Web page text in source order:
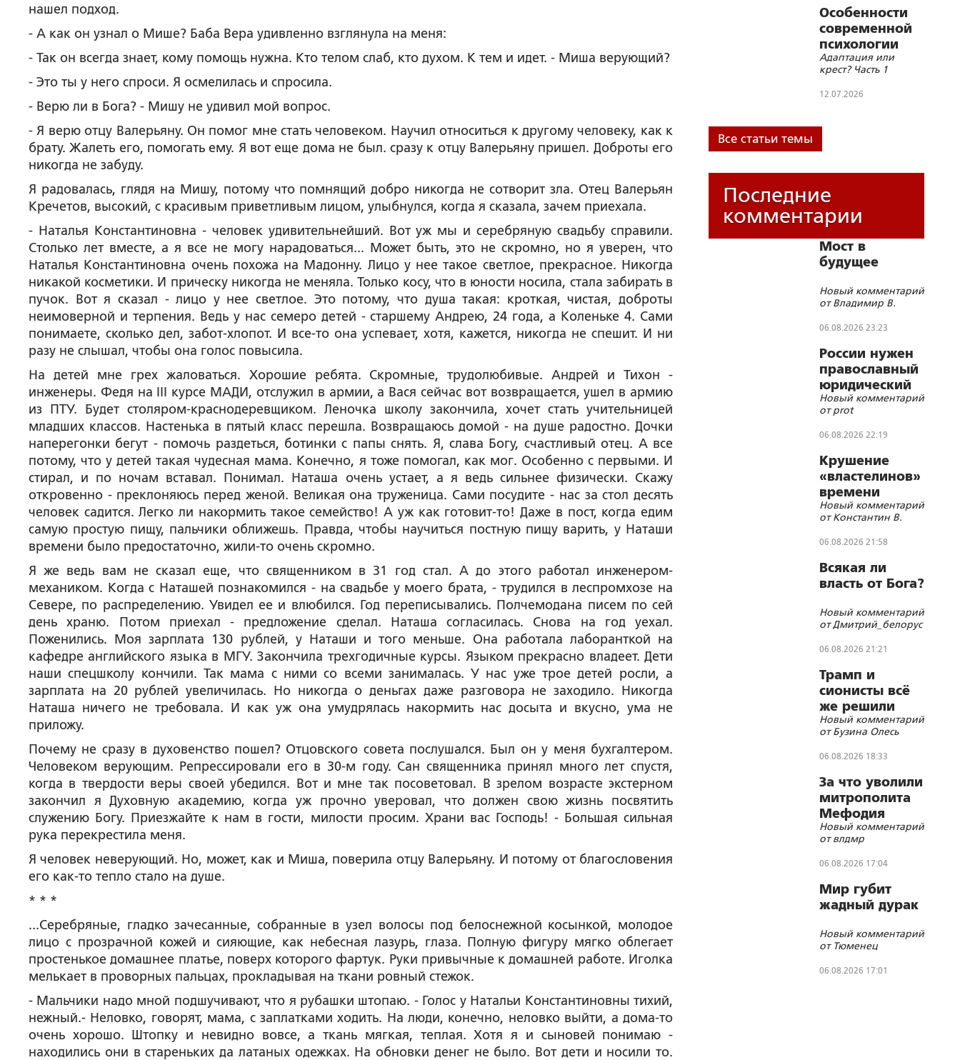
нашел подход.
- А как он узнал о Мише? Баба Вера удивленно взглянула на меня:
- Так он всегда знает, кому помощь нужна. Кто телом слаб, кто духом. К тем и идет. - Миша верующий?
- Это ты у него спроси. Я осмелилась и спросила.
- Верю ли в Бога? - Мишу не удивил мой вопрос.
- Я верю отцу Валерьяну. Он помог мне стать человеком. Научил относиться к другому человеку, как к
брату. Жалеть его, помогать ему. Я вот еще дома не был. сразу к отцу Валерьяну пришел. Доброты его
никогда не забуду.
Я радовалась, глядя на Мишу, потому что помнящий добро никогда не сотворит зла. Отец Валерьян
Кречетов, высокий, с красивым приветливым лицом, улыбнулся, когда я сказала, зачем приехала.
- Наталья Константиновна - человек удивительнейший. Вот уж мы и серебряную свадьбу справили.
Столько лет вместе, а я все не могу нарадоваться... Может быть, это не скромно, но я уверен, что
Наталья Константиновна очень похожа на Мадонну. Лицо у нее такое светлое, прекрасное. Никогда
никакой косметики. И прическу никогда не меняла. Только косу, что в юности носила, стала забирать в
пучок. Вот я сказал - лицо у нее светлое. Это потому, что душа такая: кроткая, чистая, доброты
неимоверной и терпения. Ведь у нас семеро детей - старшему Андрею, 24 года, а Коленьке 4. Сами
понимаете, сколько дел, забот-хлопот. И все-то она успевает, хотя, кажется, никогда не спешит. И ни
разу не слышал, чтобы она голос повысила.
На детей мне грех жаловаться. Хорошие ребята. Скромные, трудолюбивые. Андрей и Тихон -
инженеры. Федя на III курсе МАДИ, отслужил в армии, а Вася сейчас вот возвращается, ушел в армию
из ПТУ. Будет столяром-краснодеревщиком. Леночка школу закончила, хочет стать учительницей
младших классов. Настенька в пятый класс перешла. Возвращаюсь домой - на душе радостно. Дочки
наперегонки бегут - помочь раздеться, ботинки с папы снять. Я, слава Богу, счастливый отец. А все
потому, что у детей такая чудесная мама. Конечно, я тоже помогал, как мог. Особенно с первыми. И
стирал, и по ночам вставал. Понимал. Наташа очень устает, а я ведь сильнее физически. Скажу
откровенно - преклоняюсь перед женой. Великая она труженица. Сами посудите - нас за стол десять
человек садится. Легко ли накормить такое семейство! А уж как готовит-то! Даже в пост, когда едим
самую простую пищу, пальчики оближешь. Правда, чтобы научиться постную пищу варить, у Наташи
времени было предостаточно, жили-то очень скромно.
Я же ведь вам не сказал еще, что священником в 31 год стал. А до этого работал инженером-
механиком. Когда с Наташей познакомился - на свадьбе у моего брата, - трудился в леспромхозе на
Севере, по распределению. Увидел ее и влюбился. Год переписывались. Полчемодана писем по сей
день храню. Потом приехал - предложение сделал. Наташа согласилась. Снова на год уехал.
Поженились. Моя зарплата 130 рублей, у Наташи и того меньше. Она работала лаборанткой на
кафедре английского языка в МГУ. Закончила трехгодичные курсы. Языком прекрасно владеет. Дети
наши спецшколу кончили. Так мама с ними со всеми занималась. У нас уже трое детей росли, а
зарплата на 20 рублей увеличилась. Но никогда о деньгах даже разговора не заходило. Никогда
Наташа ничего не требовала. И как уж она умудрялась накормить нас досыта и вкусно, ума не
приложу.
Почему не сразу в духовенство пошел? Отцовского совета послушался. Был он у меня бухгалтером.
Человеком верующим. Репрессировали его в 30-м году. Сан священника принял много лет спустя,
когда в твердости веры своей убедился. Вот и мне так посоветовал. В зрелом возрасте экстерном
закончил я Духовную академию, когда уж прочно уверовал, что должен свою жизнь посвятить
служению Богу. Приезжайте к нам в гости, милости просим. Храни вас Господь! - Большая сильная
рука перекрестила меня.
Я человек неверующий. Но, может, как и Миша, поверила отцу Валерьяну. И потому от благословения
его как-то тепло стало на душе.
* * *
...Серебряные, гладко зачесанные, собранные в узел волосы под белоснежной косынкой, молодое
лицо с прозрачной кожей и сияющие, как небесная лазурь, глаза. Полную фигуру мягко облегает
простенькое домашнее платье, поверх которого фартук. Руки привычные к домашней работе. Иголка
мелькает в проворных пальцах, прокладывая на ткани ровный стежок.
- Мальчики надо мной подшучивают, что я рубашки штопаю. - Голос у Натальи Константиновны тихий,
нежный.- Неловко, говорят, мама, с заплатками ходить. На люди, конечно, неловко выйти, а дома-то
очень хорошо. Штопку и невидно вовсе, а ткань мягкая, теплая. Хотя я и сыновей понимаю -
находились они в стареньких да латаных одежках. На обновки денег не было. Вот дети и носили то.
Особенности
современной
психологии
Адаптация или
крест? Часть 1
12.07.2026
Все статьи темы
Последние
комментарии
Мост в
будущее
Новый комментарий
от Владимир В.
06.08.2026 23:23
России нужен
православный
юридический
СОБР
Новый комментарий
от prot
06.08.2026 22:19
Крушение
«властелинов»
времени
Новый комментарий
от Константин В.
06.08.2026 21:58
Всякая ли
власть от Бога?
Новый комментарий
от Дмитрий_белорус
06.08.2026 21:21
Трамп и
сионисты всё
же решили
убить лидера
Ирана
Новый комментарий
от Бузина Олесь
06.08.2026 18:33
За что уволили
митрополита
Мефодия
(Немцова)?
Новый комментарий
от влдмр
06.08.2026 17:04
Мир губит
жадный дурак
Новый комментарий
от Тюменец
06.08.2026 17:01